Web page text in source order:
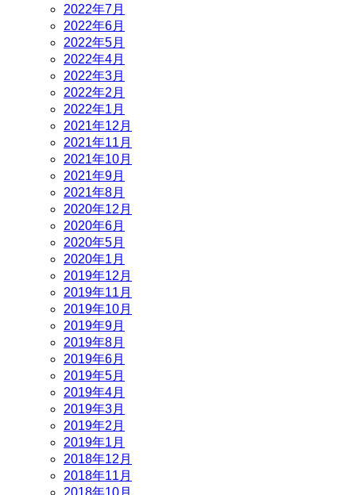
2022年7月
2022年6月
2022年5月
2022年4月
2022年3月
2022年2月
2022年1月
2021年12月
2021年11月
2021年10月
2021年9月
2021年8月
2020年12月
2020年6月
2020年5月
2020年1月
2019年12月
2019年11月
2019年10月
2019年9月
2019年8月
2019年6月
2019年5月
2019年4月
2019年3月
2019年2月
2019年1月
2018年12月
2018年11月
2018年10月